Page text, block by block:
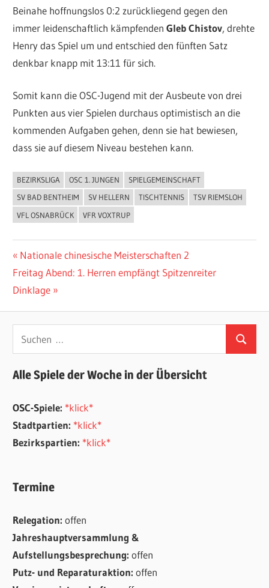
Beinahe hoffnungslos 0:2 zurückliegend gegen den
immer leidenschaftlich kämpfendenGleb Chistov, drehte
Henry das Spiel um und entschied den fünften Satz
denkbar knapp mit 13:11 für sich.
Somit kann die OSC-Jugend mit der Ausbeute von drei
Punkten aus vier Spielen durchaus optimistisch an die
kommenden Aufgaben gehen, denn sie hat bewiesen,
dass sie auf diesem Niveau bestehen kann.
ALLGEMEIN
BEZIRKSLIGA OSC 1. JUNGEN
SPIELGEMEINSCHAFT
SV BAD BENTHEIM
SV HELLERN TISCHTENNIS
TSV RIEMSLOH
VFL OSNABRÜCK
VFR VOXTRUP
Beitragsnavigation
Vorheriger
Beitrag:
Nationale chinesische Meisterschaften 2
Nächster
Beitrag:
Freitag Abend: 1. Herren empfängt Spitzenreiter
Dinklage
Suchen
nach:
Suchen
Alle Spiele der Woche in der Übersicht
OSC-Spiele: *klick*
Stadtpartien: *klick*
Bezirkspartien: *klick*
Termine
Relegation:offen
Jahreshauptversammlung &
Aufstellungsbesprechung:offen
Putz- und Reparaturaktion:offen